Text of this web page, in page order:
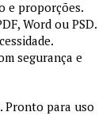
e proporções.
Word ou PSD.
segurança e
Pronto para uso